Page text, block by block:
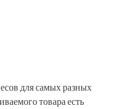
для самых разных
товара есть